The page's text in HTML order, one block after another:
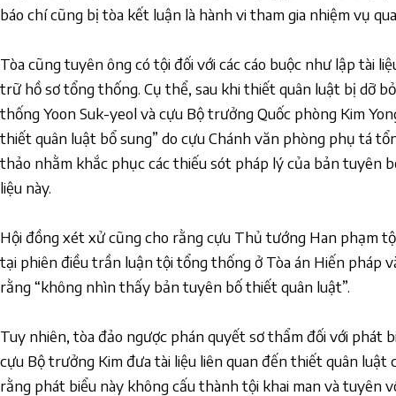
báo chí cũng bị tòa kết luận là hành vi tham gia nhiệm vụ
Tòa cũng tuyên ông có tội đối với các cáo buộc như lập tài
trữ hồ sơ tổng thống. Cụ thể, sau khi thiết quân luật bị dỡ
thống Yoon Suk-yeol và cựu Bộ trưởng Quốc phòng Kim
thiết quân luật bổ sung” do cựu Chánh văn phòng phụ tá
thảo nhằm khắc phục các thiếu sót pháp lý của bản tuyên
liệu này.
Hội đồng xét xử cũng cho rằng cựu Thủ tướng Han phạm
tại phiên điều trần luận tội tổng thống ở Tòa án Hiến pháp
rằng “không nhìn thấy bản tuyên bố thiết quân luật”.
Tuy nhiên, tòa đảo ngược phán quyết sơ thẩm đối với phát
cựu Bộ trưởng Kim đưa tài liệu liên quan đến thiết quân luật
rằng phát biểu này không cấu thành tội khai man và tuyên